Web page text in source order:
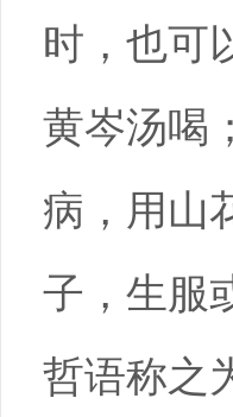
时，也可
黄岑汤喝
病，用山
子，生服
哲语称之